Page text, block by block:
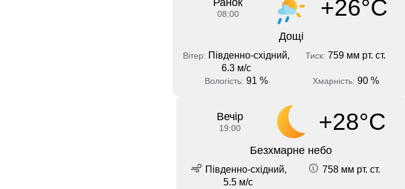
Ранок
08:00 +26°C
Дощі
Вітер: Південно-східний,
6.3 м/с
Тиск: 759 мм рт. ст.
Вологість: 91 % Хмарність: 90 %
Вечір
19:00 +28°C
Безхмарне небо
Південно-східний,
5.5 м/с
758 мм рт. ст.